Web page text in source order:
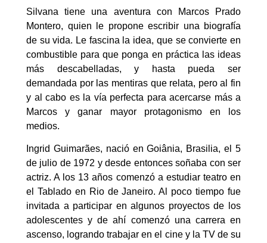
Silvana tiene una aventura con Marcos Prado
Montero, quien le propone escribir una biografía
de su vida. Le fascina la idea, que se convierte en
combustible para que ponga en práctica las ideas
más descabelladas, y hasta pueda ser
demandada por las mentiras que relata, pero al fin
y al cabo es la vía perfecta para acercarse más a
Marcos y ganar mayor protagonismo en los
medios.
Ingrid Guimarães, nació en Goiânia, Brasilia, el 5
de julio de 1972 y desde entonces soñaba con ser
actriz. A los 13 años comenzó a estudiar teatro en
el Tablado en Rio de Janeiro. Al poco tiempo fue
invitada a participar en algunos proyectos de los
adolescentes y de ahí comenzó una carrera en
ascenso, logrando trabajar en el cine y la TV de su